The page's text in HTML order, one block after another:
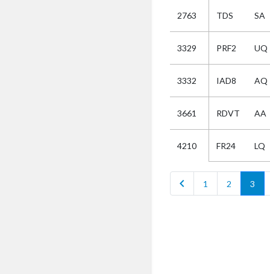
2763 TDS SA
3329 PRF2 UQ
3332 IAD8 AQ
3661 RDVT AA
4210 FR24 LQ
chevron_left 1 2 3